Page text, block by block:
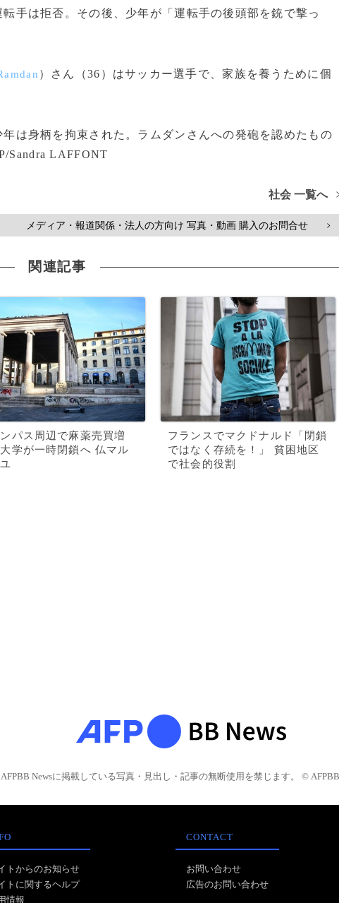
手は拒否。その後、少年が「運転手の後頭部を銃で撃っ
）さん（36）はサッカー選手で、家族を養うために個
は身柄を拘束された。ラムダンさんへの発砲を認めたもの
Sandra LAFFONT
社会 一覧へ
メディア・報道関係・法人の方向け 写真・動画 購入のお問合せ >
関連記事
パス周辺で麻薬売買増
学が一時閉鎖へ 仏マル
フランスでマクドナルド「閉鎖
ではなく存続を！」 貧困地区
で社会的役割
AFPBB Newsに掲載している写真・見出し・記事の無断使用を禁じます。 © AFPBB
トからのお知らせ
トに関するヘルプ
情報
CONTACT
お問い合わせ
広告のお問い合わせ